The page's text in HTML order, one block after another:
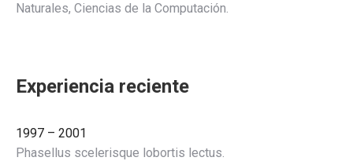
Naturales, Ciencias de la Computación.
Experiencia reciente
1997 – 2001
Phasellus scelerisque lobortis lectus.